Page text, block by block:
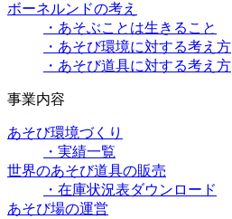
ボーネルンドの考え
・あそぶことは生きること
・あそび環境に対する考え方
・あそび道具に対する考え方
事業内容
あそび環境づくり
・実績一覧
世界のあそび道具の販売
・在庫状況表ダウンロード
あそび場の運営